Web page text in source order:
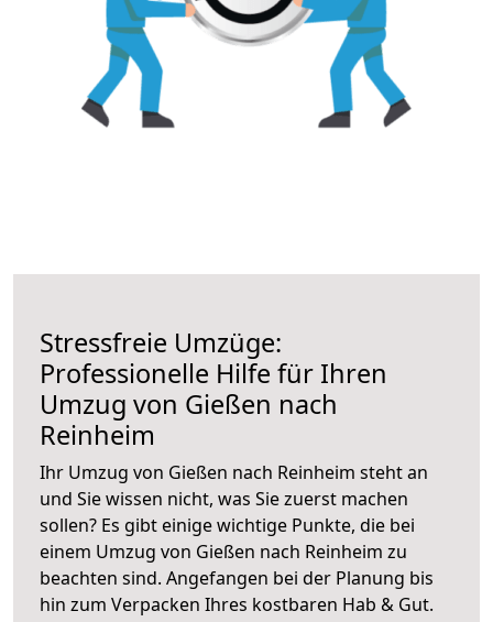
Stressfreie Umzüge:
Professionelle Hilfe für Ihren
Umzug von Gießen nach
Reinheim
Ihr Umzug von Gießen nach Reinheim steht an
und Sie wissen nicht, was Sie zuerst machen
sollen? Es gibt einige wichtige Punkte, die bei
einem Umzug von Gießen nach Reinheim zu
beachten sind. Angefangen bei der Planung bis
hin zum Verpacken Ihres kostbaren Hab & Gut.